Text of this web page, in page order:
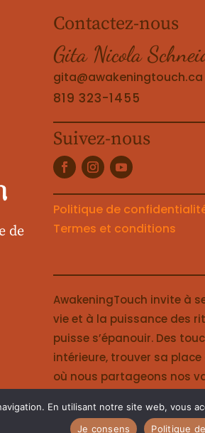
de
Contactez-nous
Gita Nicola
gita@awakeningtouch.ca
819 323-1455
Suivez-nous
Politique de
Termes et conditions
AwakeningTouch invite à
vie et à la puissance des
puisse s’épanouir. Des
intérieure, trouver sa
où nous partageons nos
En utilisant notre site web, vous
Je consens
Politique